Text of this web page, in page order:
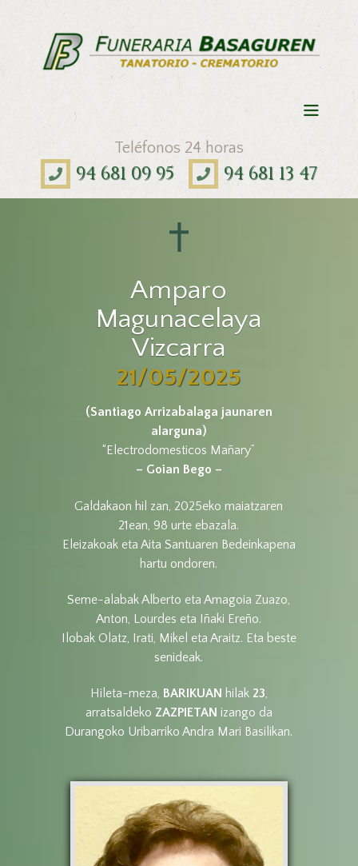
Teléfonos 24 horas
94 681 09 95 94 681 13 47
Amparo
Magunacelaya
Vizcarra
21/05/2025
(Santiago Arrizabalaga jaunaren
alarguna)
“Electrodomesticos Mañary”
– Goian Bego –
Galdakaon hil zan, 2025eko maiatzaren
21ean, 98 urte ebazala.
Eleizakoak eta Aita Santuaren Bedeinkapena
hartu ondoren.
Seme-alabak Alberto eta Amagoia Zuazo,
Anton, Lourdes eta Iñaki Ereño.
Ilobak Olatz, Irati, Mikel eta Araitz. Eta beste
senideak.
Hileta-meza, BARIKUAN hilak 23,
arratsaldeko ZAZPIETAN izango da
Durangoko Uribarriko Andra Mari Basilikan.